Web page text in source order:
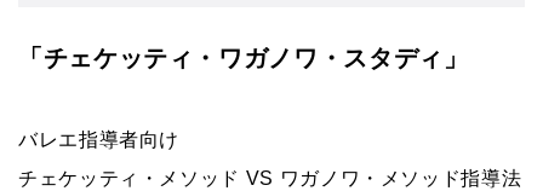
「チェケッティ・ワガノワ・スタディ」
バレエ指導者向け
チェケッティ・メソッド VS ワガノワ・メソッド指導法